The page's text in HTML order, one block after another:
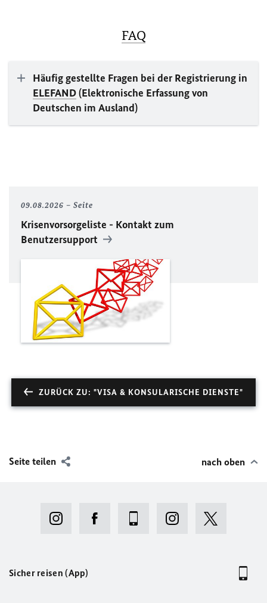
FAQ
Häufig gestellte Fragen bei der Registrierung in
ELEFAND(Elektronische Erfassung von
Deutschen im Ausland)
09.08.2026 Seite
Krisenvorsorgeliste - Kontakt zum
Benutzersupport
ZURÜCK ZU: "VISA & KONSULARISCHE DIENSTE"
Seite teilen nach oben
Sicher reisen (App)